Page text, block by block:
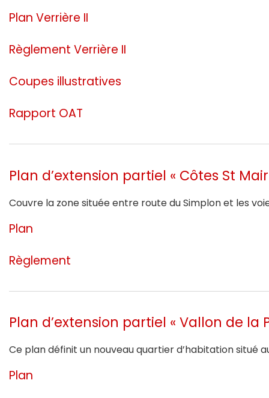
Plan Verrière II
Règlement Verrière II
Coupes illustratives
Rapport OAT
Plan d’extension partiel « Côtes St
Couvre la zone située entre route du Simplon et les
Plan
Règlement
Plan d’extension partiel « Vallon de la
Ce plan définit un nouveau quartier d’habitation situé
Plan